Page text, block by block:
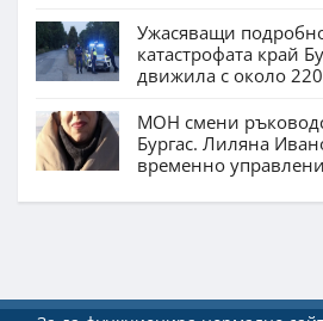
Ужасяващи
катастрофата край
движила с около
МОН смени
Бургас. Лиляна
временно